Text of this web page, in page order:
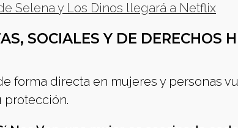
Selena y Los Dinos llegará a Netflix
SOCIALES Y DE DERECHOS
forma directa en mujeres y personas
protección.